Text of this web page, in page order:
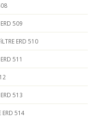
509
ERD 510
511
513
ERD 514